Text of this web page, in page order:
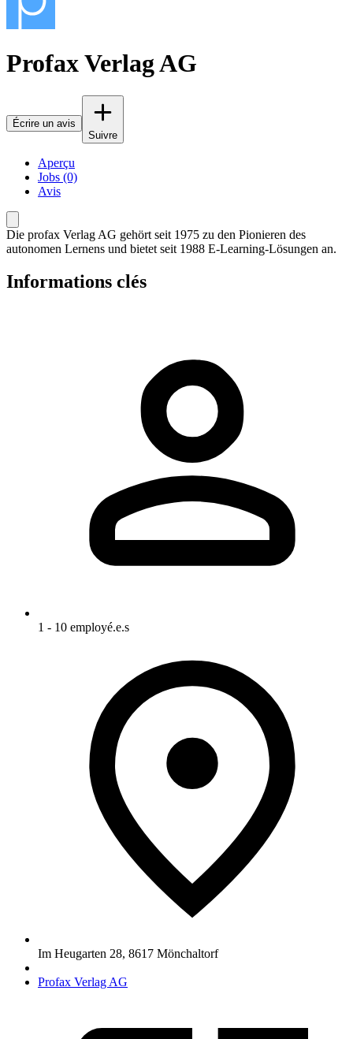
Profax Verlag AG
Écrire un avis
Suivre
Aperçu
Jobs (0)
Avis
Die profax Verlag AG gehört seit 1975 zu den Pionieren des
autonomen Lernens und bietet seit 1988 E-Learning-Lösungen an.
Informations clés
1 - 10 employé.e.s
Im Heugarten 28, 8617 Mönchaltorf
Profax Verlag AG